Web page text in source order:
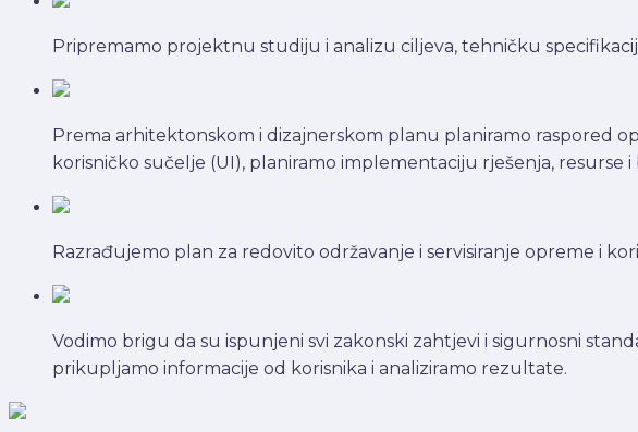
Pripremamo projektnu studiju i analizu ciljeva, tehničku
Prema arhitektonskom i dizajnerskom planu planiramo raspored
korisničko sučelje (UI), planiramo implementaciju rješenja, resurse
Razrađujemo plan za redovito održavanje i servisiranje opreme i
Vodimo brigu da su ispunjeni svi zakonski zahtjevi i sigurnosni
prikupljamo informacije od korisnika i analiziramo rezultate.